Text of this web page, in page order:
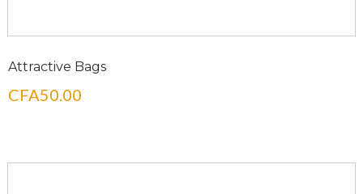
Attractive Bags
CFA50.00